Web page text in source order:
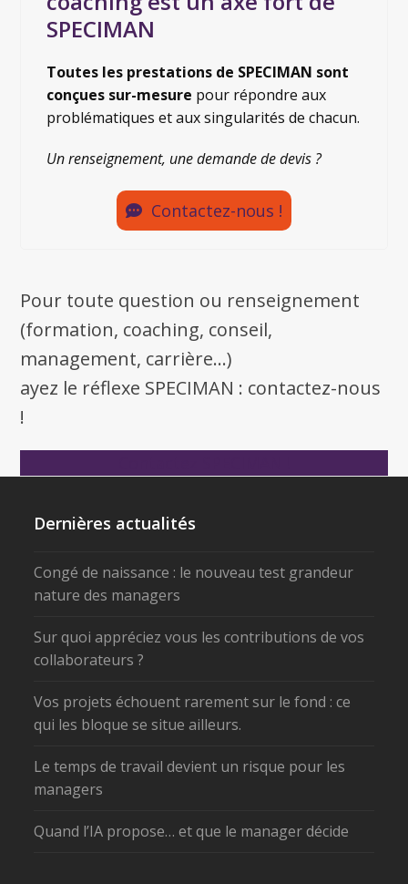
SPECIMAN
Toutes les prestations de SPECIMAN sont
conçues sur-mesure pour répondre aux
problématiques et aux singularités de chacun.
Un renseignement, une demande de devis ?
Contactez-nous !
Pour toute question ou renseignement
(formation, coaching, conseil,
management, carrière...)
ayez le réflexe SPECIMAN : contactez-nous
!
Dernières actualités
Congé de naissance : le nouveau test grandeur
nature des managers
Sur quoi appréciez vous les contributions de vos
collaborateurs ?
Vos projets échouent rarement sur le fond : ce
qui les bloque se situe ailleurs.
Le temps de travail devient un risque pour les
managers
Quand l’IA propose… et que le manager décide